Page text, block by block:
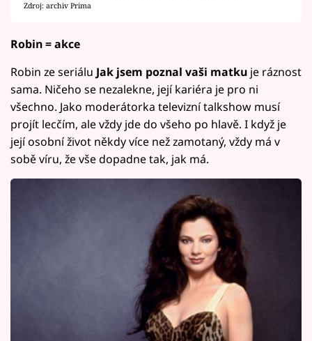
Zdroj: archiv Prima
Robin = akce
Robin ze seriálu Jak jsem poznal vaši matku je ráznost
sama. Ničeho se nezalekne, její kariéra je pro ni
všechno. Jako moderátorka televizní talkshow musí
projít lecčím, ale vždy jde do všeho po hlavě. I když je
její osobní život někdy více než zamotaný, vždy má v
sobě víru, že vše dopadne tak, jak má.